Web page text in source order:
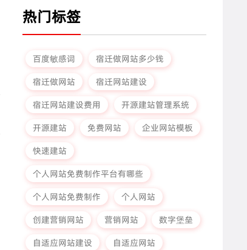
热门标签
百度敏感词
宿迁做网站多少钱
宿迁做网站
宿迁网站建设
宿迁网站建设费用
开源建站管理系统
开源建站
免费网站
企业网站模板
快速建站
个人网站免费制作平台有哪些
个人网站免费制作
个人网站
创建营销网站
营销网站
数字堡垒
自适应网站建设
自适应网站